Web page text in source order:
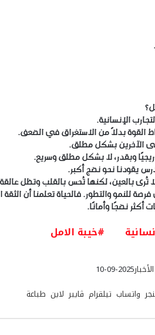
الإنسانية.
القوة بدلاً من الاستغراق في الضعف.
الآخرين بشكل مطلق.
وبقدر، لا بشكل مطلق وسريع.
يقودنا نحو نضج أكبر.
تُرى بالعين، لكنها تُحس بالقلب وتظل
للنمو والتطور. فالحياة تعلمنا أن الثقة
أكثر نضجًا وأمانًا.
#خيبة الامل
2025-09-10
واتساب تيلقرام ڤايبر لاين طباعة